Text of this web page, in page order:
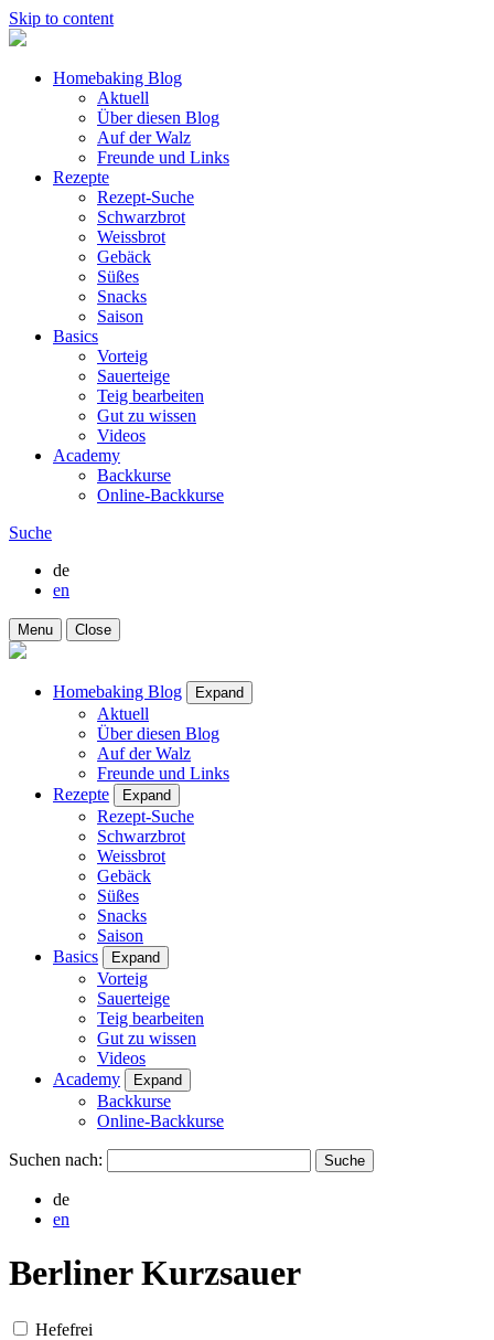
Skip to content
Homebaking Blog
Aktuell
Über diesen Blog
Auf der Walz
Freunde und Links
Rezepte
Rezept-Suche
Schwarzbrot
Weissbrot
Gebäck
Süßes
Snacks
Saison
Basics
Vorteig
Sauerteige
Teig bearbeiten
Gut zu wissen
Videos
Academy
Backkurse
Online-Backkurse
Suche
de
en
Menu Close
Homebaking Blog Expand
Aktuell
Über diesen Blog
Auf der Walz
Freunde und Links
Rezepte
Expand
Rezept-Suche
Schwarzbrot
Weissbrot
Gebäck
Süßes
Snacks
Saison
Basics
Expand
Vorteig
Sauerteige
Teig bearbeiten
Gut zu wissen
Videos
Academy
Expand
Backkurse
Online-Backkurse
Suchen nach:
de
en
Berliner Kurzsauer
Hefefrei